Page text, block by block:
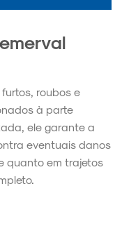
roubos e
à parte
ele garante a
eventuais danos
quanto em trajetos